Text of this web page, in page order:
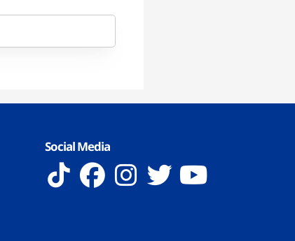
Social Media